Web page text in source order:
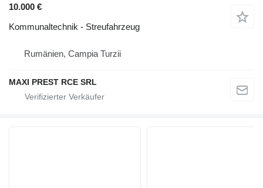
10.000 €
Kommunaltechnik - Streufahrzeug
Rumänien, Campia Turzii
MAXI PREST RCE SRL